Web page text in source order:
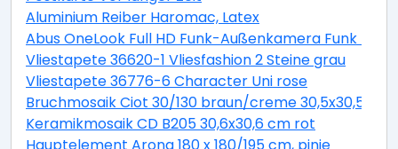
Aluminium Reiber Haromac, Latex
Abus OneLook Full HD Funk-Außenkamera Funk
Vliestapete 36620-1 Vliesfashion 2 Steine grau
Vliestapete 36776-6 Character Uni rose
Bruchmosaik Ciot 30/130 braun/creme 30,5x30,5 cm
Keramikmosaik CD B205 30,6x30,6 cm rot